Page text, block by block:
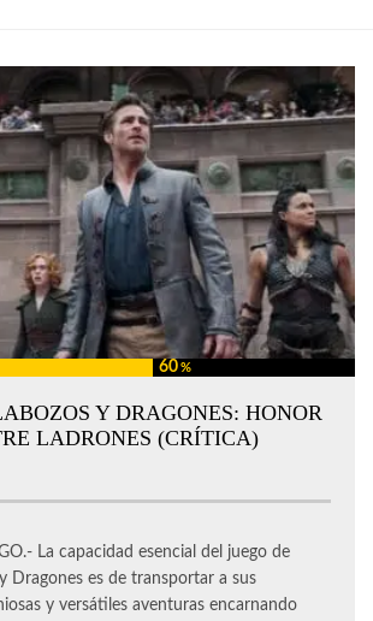
60%
Y DRAGONES: HONOR
LADRONES (CRÍTICA)
La capacidad esencial del juego de
Dragones es de transportar a sus
y versátiles aventuras encarnando